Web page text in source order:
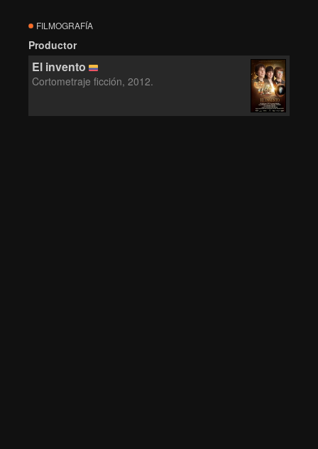
FILMOGRAFÍA
Productor
El invento
Cortometraje ficción, 2012.